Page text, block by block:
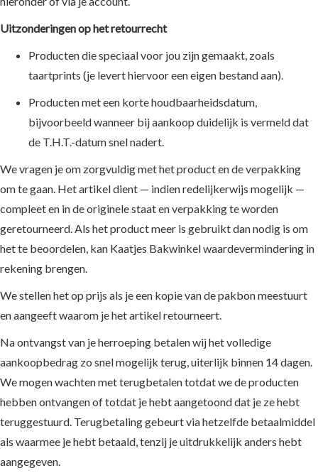
Bakranden
Cupcake
Bakvormen
Bakvormen
Bakplaten
Tulband
Bakvormen
Overige
Bakvormen
Overig
PME
Soezie
Brood
Banket
Mixen
Speciaal
Glazuur
Modelling
Eetbare
en Glans
Stiften,
Kleurstof
Candy
Choco
Eetbare
Decoratie
Parels
Rods
Eetbare
Suikerdecoratie
Figuurtjes
Eetbare
Chocolade
Decoraties
Icing
sugars
Lace
Eetbare
Decoratie
Stiften
ingrediënten
Bloem
Blad
Dieren
Halloween
Voertuigen
&
Cijfers
Liefde &
Trouwen
Mode
en
make-
Sierrand &
Randvormen
&
Fantasie
Stoer
Zomer,
Strand
Overig
Chocolade
Modelling
plateau's
Stencils
Koekstempels en
Speculaasplanken
Overig
Decoreer
Gereedschap
Dummies
Koektrommels
Taartkaarsen
Feestartikelen
Cupcaketoppers
Traktatie
Doosjes
Taart
Plateau's &
Taart
Standaarden
Voorraad &
Opbergdozen
Safari
Jungle
Space &
Unicorns
Rainbows
Voetbal
Geslaagd
Tropisch
Brood
Pizza
Alles voor
Chocolade
Liefde &
Trouwen
Baby &
Religie en
Communie
Cadeaubon
Bakwinkel
Recepten
en Herfst
Winter
Sinterklaas
Oud &
Kerst
Kerst
Eid
Mubarak
Bakvormen
Overig
Wilton
bakzolder
Uitzonderingen op het retourrecht
Producten die speciaal voor jou zijn gemaakt, zoals
taartprints (je levert hiervoor een eigen bestand aan).
Producten met een korte houdbaarheidsdatum,
bijvoorbeeld wanneer bij aankoop duidelijk is vermeld dat
de T.H.T.-datum snel nadert.
We vragen je om zorgvuldig met het product en de verpakking
om te gaan. Het artikel dient — indien redelijkerwijs mogelijk —
compleet en in de originele staat en verpakking te worden
geretourneerd. Als het product meer is gebruikt dan nodig is om
het te beoordelen, kan Kaatjes Bakwinkel waardevermindering in
rekening brengen.
We stellen het op prijs als je een kopie van de pakbon meestuurt
en aangeeft waarom je het artikel retourneert.
Na ontvangst van je herroeping betalen wij het volledige
aankoopbedrag zo snel mogelijk terug, uiterlijk binnen 14 dagen.
We mogen wachten met terugbetalen totdat we de producten
hebben ontvangen of totdat je hebt aangetoond dat je ze hebt
teruggestuurd. Terugbetaling gebeurt via hetzelfde betaalmiddel
als waarmee je hebt betaald, tenzij je uitdrukkelijk anders hebt
aangegeven.